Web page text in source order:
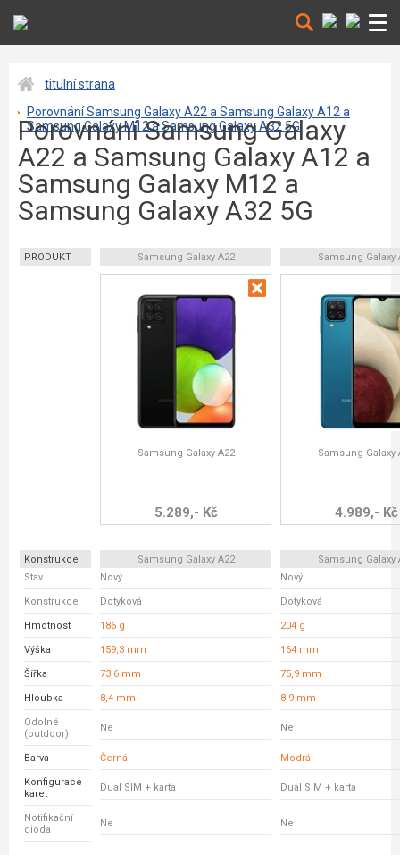
titulní strana
Porovnání Samsung Galaxy A22 a Samsung Galaxy A12 a
Samsung Galaxy M12 a Samsung Galaxy A32 5G
Porovnání Samsung Galaxy
A22 a Samsung Galaxy A12 a
Samsung Galaxy M12 a
Samsung Galaxy A32 5G
PRODUKT Samsung Galaxy A22 Samsung Galaxy
Samsung Galaxy A22
5.289,- Kč
Samsung Galaxy
4.989,- Kč
Konstrukce Samsung Galaxy A22
Samsung Galaxy
Stav
Nový Nový
Konstrukce Dotyková Dotyková
Hmotnost 186 g 204 g
Výška 159,3 mm 164 mm
Šířka 73,6 mm 75,9 mm
Hloubka 8,4 mm 8,9 mm
Odolné
(outdoor)
Ne Ne
Barva Černá Modrá
Konfigurace
karet
Dual SIM + karta Dual SIM + karta
Notifikační
dioda
Ne Ne